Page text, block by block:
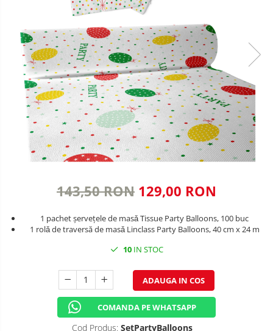
VALENTINE'S DAY /DRAGOBETE
1 & 8 MARTIE
PAŞTE / EASTER
TEMATICA CULINARA
IARNA-CRACIUN-REVELION
DECOR CREM
DECOR BEJ & MARO
DECOR ROZ
DECOR NUNTA & LOGODNA
DECOR BOTEZ
DECOR EVENIMENTE CORPORATE
DECOR PETRECERI
TEMATICA MARINA
TEMATICA RUSTICA
TEMATICA ROMANTICA
143,50 RON 129,00 RON
1 pachet șervețele de masǎ Tissue Party Balloons, 100 buc
1 rolǎ de traversă de masǎ Linclass Party Balloons, 40 cm x 24 m
10IN STOC
ADAUGA IN COS
COMANDA PE WHATSAPP
Cod Produs: SetPartyBalloons